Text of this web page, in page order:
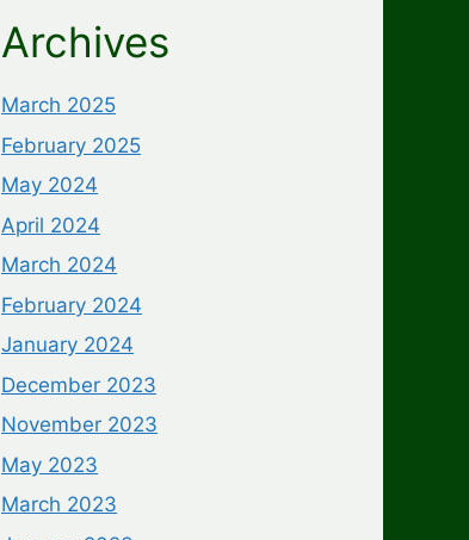
Archives
March 2025
February 2025
May 2024
April 2024
March 2024
February 2024
January 2024
December 2023
November 2023
May 2023
March 2023